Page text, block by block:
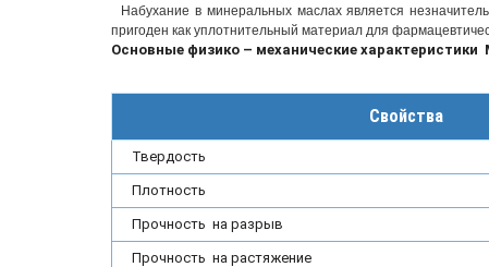
Набухание в минеральных маслах является
пригоден как уплотнительный материал для
Основные физико – механические характеристики
Свойства
Твердость
Плотность
Прочность на разрыв
Прочность на растяжение